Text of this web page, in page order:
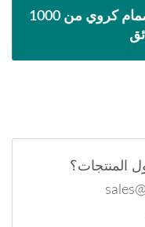
صمام كروي من 1000 WOG، 3-PC مصبوب - ترقية
المنتجات؟